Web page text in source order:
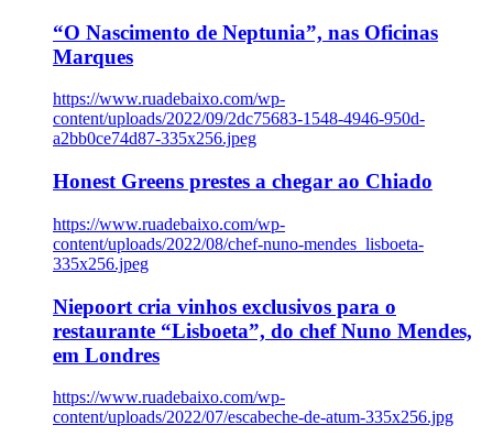
“O Nascimento de Neptunia”, nas Oficinas
Marques
https://www.ruadebaixo.com/wp-
content/uploads/2022/09/2dc75683-1548-4946-950d-
a2bb0ce74d87-335x256.jpeg
Honest Greens prestes a chegar ao Chiado
https://www.ruadebaixo.com/wp-
content/uploads/2022/08/chef-nuno-mendes_lisboeta-
335x256.jpeg
Niepoort cria vinhos exclusivos para o
restaurante “Lisboeta”, do chef Nuno Mendes,
em Londres
https://www.ruadebaixo.com/wp-
content/uploads/2022/07/escabeche-de-atum-335x256.jpg